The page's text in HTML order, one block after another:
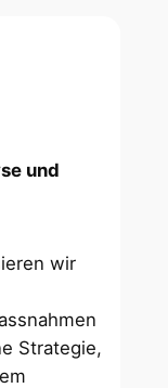
und
wir
Strategie,